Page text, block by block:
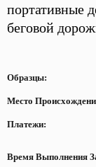
портативные
беговой
Образцы:
Место
Платежи:
Время Выполнения